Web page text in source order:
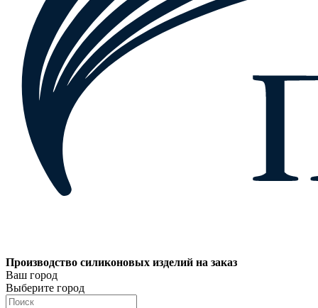
Производство силиконовых изделий на заказ
Ваш город
Выберите город